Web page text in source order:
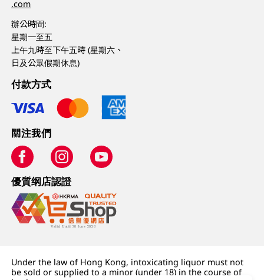
.com
辦公時間:
星期一至五
上午九時至下午五時 (星期六、
日及公眾假期休息)
付款方式
關注我們
優質纲店認證
Under the law of Hong Kong, intoxicating liquor must not
be sold or supplied to a minor (under 18) in the course of